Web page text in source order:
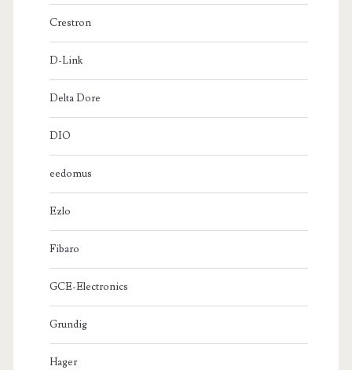
Crestron
D-Link
Delta Dore
DIO
eedomus
Ezlo
Fibaro
GCE-Electronics
Grundig
Hager